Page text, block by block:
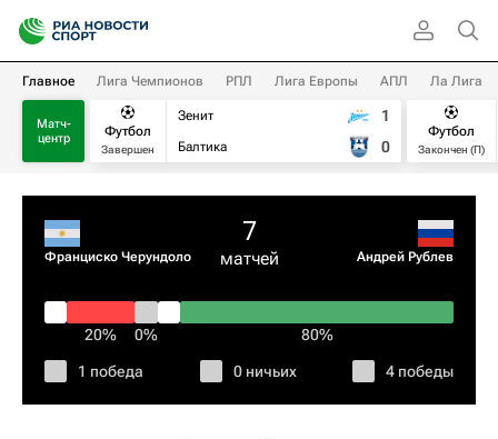
Главное Лига Чемпионов РПЛ Лига Европы АПЛ Ла Лига
Матч-
центр
Футбол
Завершен
Зенит
Балтика
1
0
Футбол
Закончен (П)
Франциско Черундоло
7
матчей Андрей Рублев
20% 0% 80%
1 победа 0 ничьих 4 победы